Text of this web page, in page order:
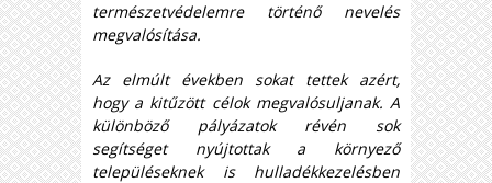
természetvédelemre történő nevelés
megvalósítása.
Az elmúlt években sokat tettek azért,
hogy a kitűzött célok megvalósuljanak. A
különböző pályázatok révén sok
segítséget nyújtottak a környező
településeknek is hulladékkezelésben